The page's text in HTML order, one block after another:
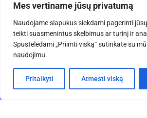
Mes vertiname jūsų privatumą
Naudojame slapukus siekdami pagerinti
teikti suasmenintus skelbimus ar turinį ir
Spustelėdami „Priimti viską“ sutinkate su
naudojimu.
Pritaikyti Atmesti viską
EV Q 5x4x3 m aliuminio
konstrukcija
EV T
Į
Pagrindinis Parduotuvė